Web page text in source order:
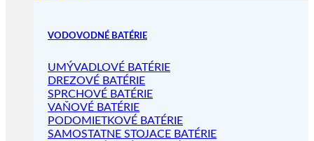
VODOVODNÉ BATÉRIE
UMÝVADLOVÉ BATÉRIE
DREZOVÉ BATÉRIE
SPRCHOVÉ BATÉRIE
VAŇOVÉ BATÉRIE
PODOMIETKOVÉ BATÉRIE
SAMOSTATNE STOJACE BATÉRIE